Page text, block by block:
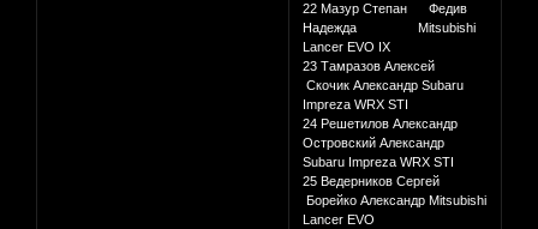
22 Мазур Степан Федив
Надежда Mitsubishi
Lancer EVO IX
23 Тамразов Алексей
Скочик Александр Subaru
Impreza WRX STI
24 Решетилов Александр
Островский Александр
Subaru Impreza WRX STI
25 Ведерников Сергей
Борейко Александр Mitsubishi
Lancer EVO